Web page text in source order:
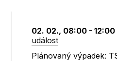
02. 02., 08:00 - 12:00
událost
Plánovaný výpadek: